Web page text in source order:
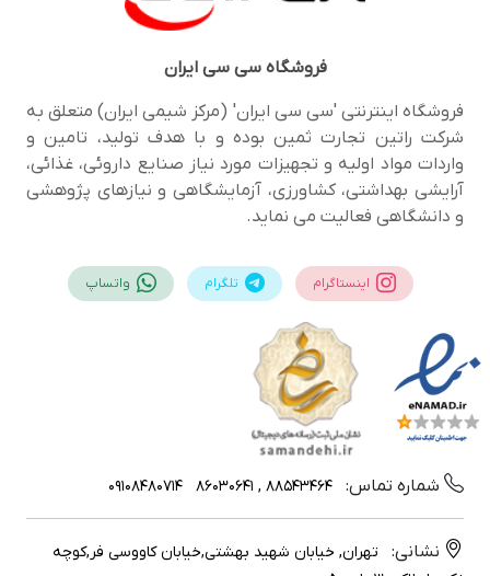
فروشگاهسی سی ایران
فروشگاه اینترنتی 'سی سی ایران' (مرکز شیمی ایران) متعلق به
شرکت راتین تجارت ثمین بوده و با هدف تولید، تامین و
واردات مواد اولیه و تجهیزات مورد نیاز صنایع داروئی، غذائی،
آرایشی بهداشتی، کشاورزی، آزمایشگاهی و نیازهای پژوهشی
و دانشگاهی فعالیت می نماید.
اینستاگرام تلگرام واتساپ
شماره تماس: 88543464 , 86030641
09108480714
نشانی:
تهران, خیابان شهید بهشتی,خیابان کاووسی فر,کوچه